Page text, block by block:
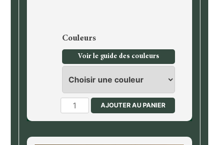
Couleurs
Voir le guide des couleurs
quantité
de
literie
AJOUTER AU PANIER